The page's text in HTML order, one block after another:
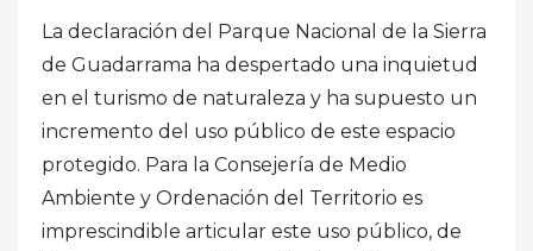
La declaración del Parque Nacional de la Sierra
de Guadarrama ha despertado una inquietud
en el turismo de naturaleza y ha supuesto un
incremento del uso público de este espacio
protegido. Para la Consejería de Medio
Ambiente y Ordenación del Territorio es
imprescindible articular este uso público, de